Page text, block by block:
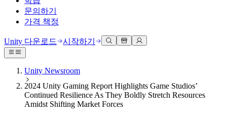
문의하기
가격 책정
Unity 엔진
모든 플랫폼 위한 2D 및 3D 게임 제작
협업
팀과 함께 신속한 협업과 반복 작업을 수행하세요.
3D 협업
실시간 3D 프로젝트 빌드 및 검토
몰입형 교육
몰입도 높은 환경 제작
기술 자료
공식 유저. '광고 지면'의 타겟 고객 매뉴얼 및 API 레퍼런스
개발자 툴
릴리스 버전 및 이슈 트래커
토론
토론, 문제 해결, 소통
이벤트
글로벌 이벤트 및 현지 이벤트
Unity Learn
무료로 Unity 기술 마스터
전문 교육
Unity 강사와 함께 팀의 역량을 강화하세요
Unity 처음 사용하시나요
도움 받기
성공을 위한 Unity
Success 플랜
전문가 지원을 통해 더 빠르게 목표 도달률 달성
Unity 다운로드 시작하기
Unity Newsroom
2024 Unity Gaming Report Highlights Game Studios’
Continued Resilience As They Boldly Stretch Resources
Amidst Shifting Market Forces